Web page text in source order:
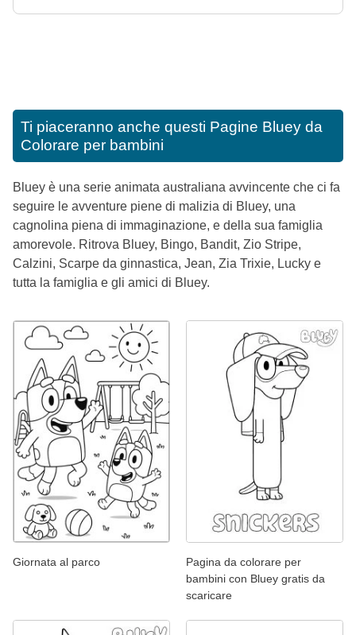
Ti piaceranno anche questi Pagine Bluey da
Colorare per bambini
Bluey è una serie animata australiana avvincente che ci fa
seguire le avventure piene di malizia di Bluey, una
cagnolina piena di immaginazione, e della sua famiglia
amorevole. Ritrova Bluey, Bingo, Bandit, Zio Stripe,
Calzini, Scarpe da ginnastica, Jean, Zia Trixie, Lucky e
tutta la famiglia e gli amici di Bluey.
Giornata al parco
Pagina da colorare per
bambini con Bluey gratis da
scaricare